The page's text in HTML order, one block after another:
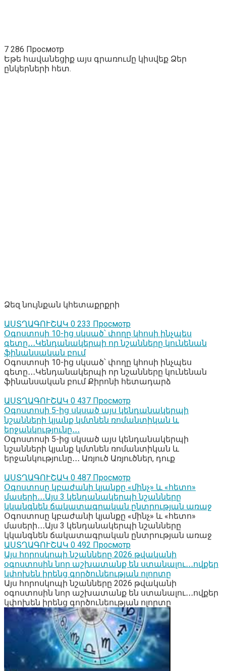
7 286 Просмотр
Եթե հավանեցիք այս գրառումը կիսվեք Ձեր
ընկերների հետ.
Ձեզ նույնքան կհետաքրքրի
ԱՍՏՂԱԳՈՒՇԱԿ 0 233 Просмотр
Օգոստոսի 10-ից սկսած՝ փողը կհոսի ինչպես
գետը․․․Կենդանակերպի որ նշանները կունենան
ֆինանսական բում
Օգոստոսի 10-ից սկսած՝ փողը կհոսի ինչպես
գետը․․․Կենդանակերպի որ նշանները կունենան
ֆինանսական բում Քիրոնի հետադարձ
ԱՍՏՂԱԳՈՒՇԱԿ 0 437 Просмотр
Օգոստոսի 5-ից սկսած այս կենդանակերպի
նշանների կյանք կմտնեն ռոմանտիկան և
երջանկությունը․․․
Օգոստոսի 5-ից սկսած այս կենդանակերպի
նշանների կյանք կմտնեն ռոմանտիկան և
երջանկությունը․․․ Առյուծ Առյուծներ, դուք
ԱՍՏՂԱԳՈՒՇԱԿ 0 487 Просмотр
Օգոստոսը կբաժանի կյանքը «մինչ» և «հետո»
մասերի․․․Այս 3 կենդանակերպի նշանները
կկանգնեն ճակատագրական ընտրության առաջ
Օգոստոսը կբաժանի կյանքը «մինչ» և «հետո»
մասերի․․․Այս 3 կենդանակերպի նշանները
կկանգնեն ճակատագրական ընտրության առաջ
ԱՍՏՂԱԳՈՒՇԱԿ 0 492 Просмотр
Այս հորոսկոպի նշանները 2026 թվականի
օգոստոսին նոր աշխատանք են ստանալու․․․ովքեր
կփոխեն իրենց գործունեության ոլորտը
Այս հորոսկոպի նշանները 2026 թվականի
օգոստոսին նոր աշխատանք են ստանալու․․․ովքեր
կփոխեն իրենց գործունեության ոլորտը